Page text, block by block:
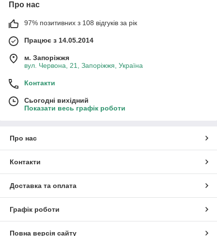
Про нас
97% позитивних з 108 відгуків за рік
Працює з 14.05.2014
м. Запоріжжя
вул. Червона, 21, Запоріжжя, Україна
Контакти
Сьогодні вихідний
Показати весь графік роботи
Про нас
Контакти
Доставка та оплата
Графік роботи
Повна версія сайту